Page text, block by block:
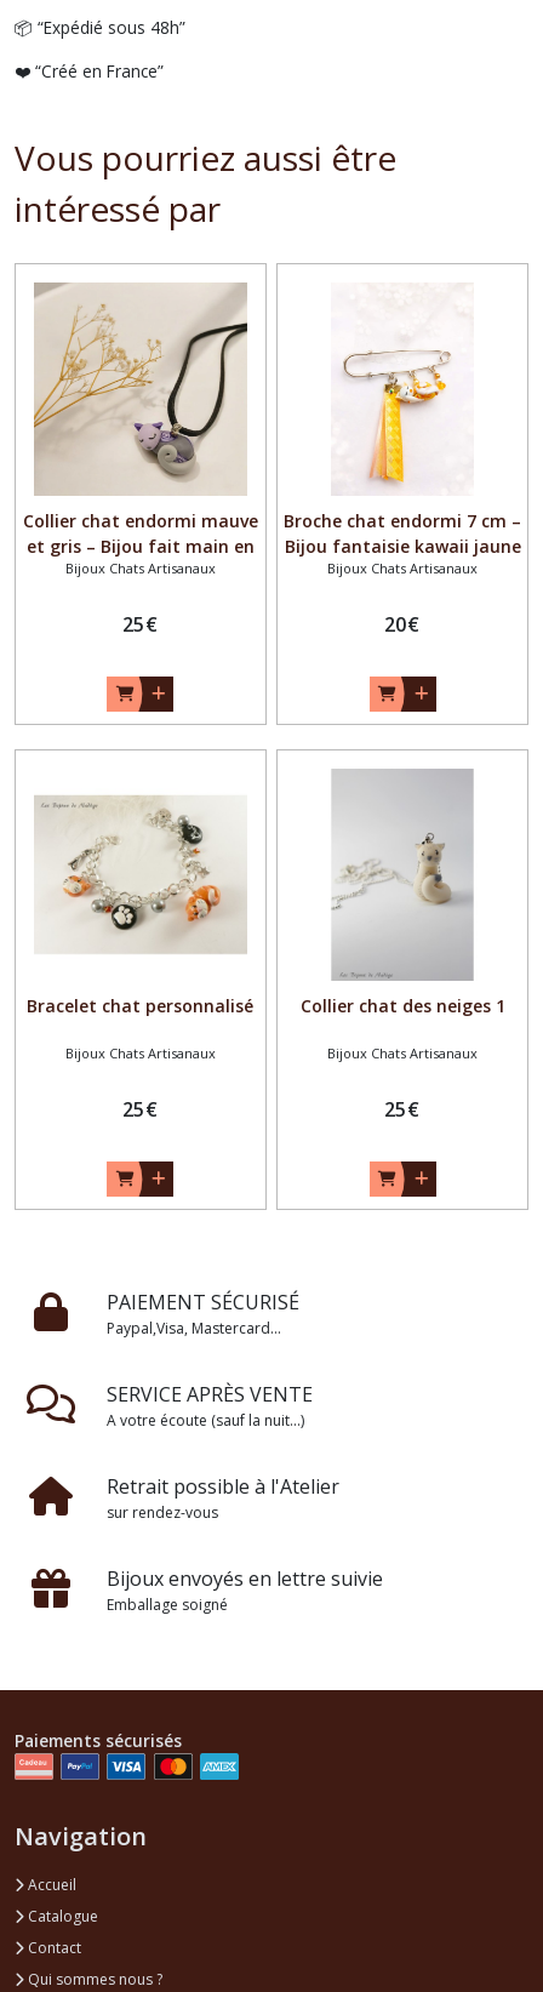
📦 “Expédié sous 48h”
❤️ “Créé en France”
Vous pourriez aussi être
intéressé par
Collier chat endormi mauve
et gris – Bijou fait main en
argile polymère – Cadeau
Bijoux Chats Artisanaux
25€
Broche chat endormi 7 cm –
Bijou fantaisie kawaii jaune
et orange avec rubans
Bijoux Chats Artisanaux
20€
Bracelet chat personnalisé
Bijoux Chats Artisanaux
25€
Collier chat des neiges 1
Bijoux Chats Artisanaux
25€
PAIEMENT SÉCURISÉ
Paypal,Visa, Mastercard...
SERVICE APRÈS VENTE
A votre écoute (sauf la nuit...)
Retrait possible à l'Atelier
sur rendez-vous
Bijoux envoyés en lettre suivie
Emballage soigné
Paiements sécurisés
Navigation
Accueil
Catalogue
Contact
Qui sommes nous ?